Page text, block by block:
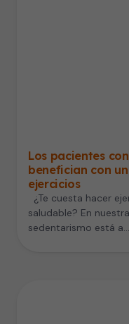
Los pacientes
benefician con
ejercicios
¿Te cuesta hacer
saludable? En
sedentarismo está a…